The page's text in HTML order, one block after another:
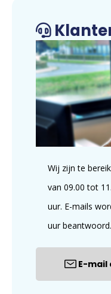
Wij zijn te
van 09.00 tot
uur. E-mails
uur beantwoord.
E-mail